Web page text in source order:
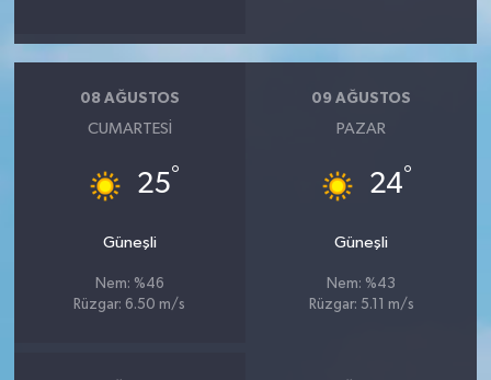
08 AĞUSTOS
CUMARTESI
25°
Güneşli
Nem: %46
Rüzgar: 6.50 m/s
09 AĞUSTOS
PAZAR
24°
Güneşli
Nem: %43
Rüzgar: 5.11 m/s